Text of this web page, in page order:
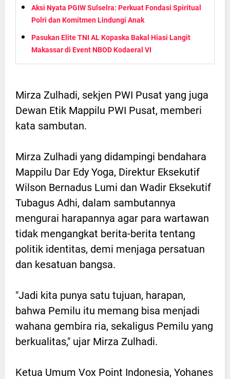
Aksi Nyata PGIW Sulselra: Perkuat Fondasi Spiritual
Polri dan Komitmen Lindungi Anak
Pasukan Elite TNI AL Kopaska Bakal Hiasi Langit
Makassar di Event NBOD Kodaeral VI
Mirza Zulhadi, sekjen PWI Pusat yang juga
Dewan Etik Mappilu PWI Pusat, memberi
kata sambutan.
Mirza Zulhadi yang didampingi bendahara
Mappilu Dar Edy Yoga, Direktur Eksekutif
Wilson Bernadus Lumi dan Wadir Eksekutif
Tubagus Adhi, dalam sambutannya
mengurai harapannya agar para wartawan
tidak mengangkat berita-berita tentang
politik identitas, demi menjaga persatuan
dan kesatuan bangsa.
"Jadi kita punya satu tujuan, harapan,
bahwa Pemilu itu memang bisa menjadi
wahana gembira ria, sekaligus Pemilu yang
berkualitas," ujar Mirza Zulhadi.
Ketua Umum Vox Point Indonesia, Yohanes